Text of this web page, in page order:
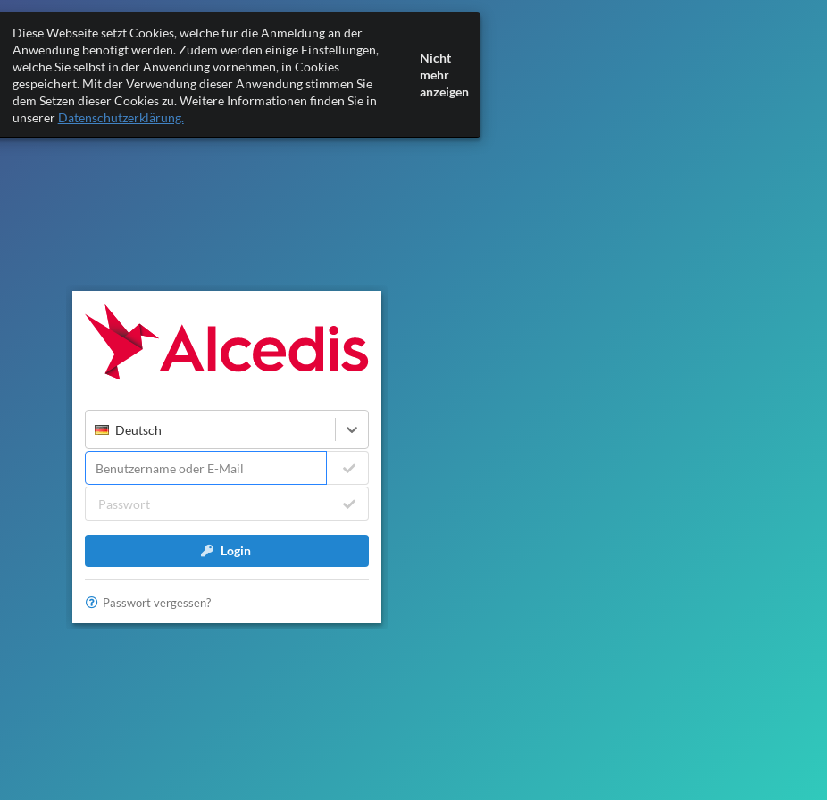
Diese Webseite setzt Cookies, welche für die Anmeldung an der
Anwendung benötigt werden. Zudem werden einige Einstellungen,
welche Sie selbst in der Anwendung vornehmen, in Cookies
gespeichert. Mit der Verwendung dieser Anwendung stimmen Sie
dem Setzen dieser Cookies zu. Weitere Informationen finden Sie in
unserer Datenschutzerklärung.
Nicht
mehr
anzeigen
Deutsch
Login
Passwort vergessen?